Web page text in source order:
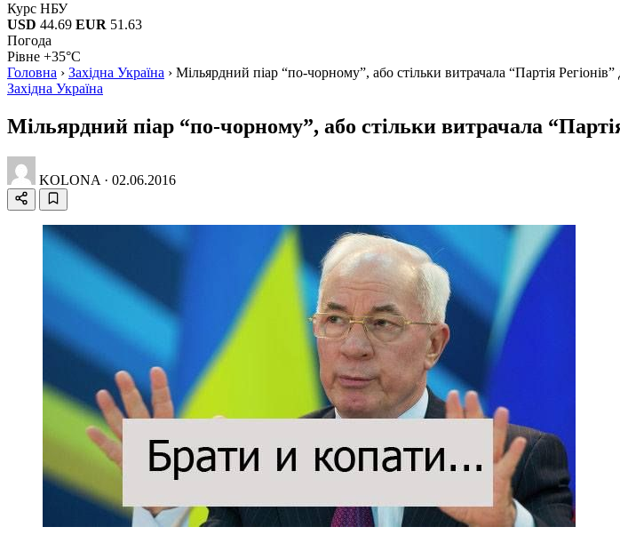
Курс НБУ
USD 44.69 EUR 51.63
Погода
Рівне +35°C
Головна › Західна Україна › Мільярдний піар “по-чорному”, або стільки витрачала “Партія Регіонів”
Західна Україна
Мільярдний піар “по-чорному”, або стільки витрачала
KOLONA · 02.06.2016